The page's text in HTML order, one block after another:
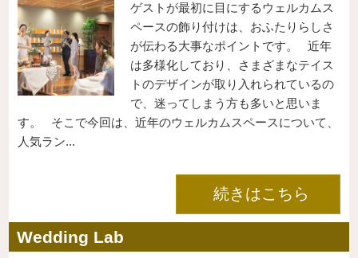
ゲストが最初に目にするウェルカムス
ペースの飾り付けは、おふたりらしさ
が伝わる大事なポイントです。 近年
は多様化しており、さまざまなテイス
トのデザインが取り入れられているの
で、迷ってしまう方も多いと思いま
す。 そこで今回は、近年のウェルカムスペースについて、
人気ラン...
続きはこちら
Wedding Lab